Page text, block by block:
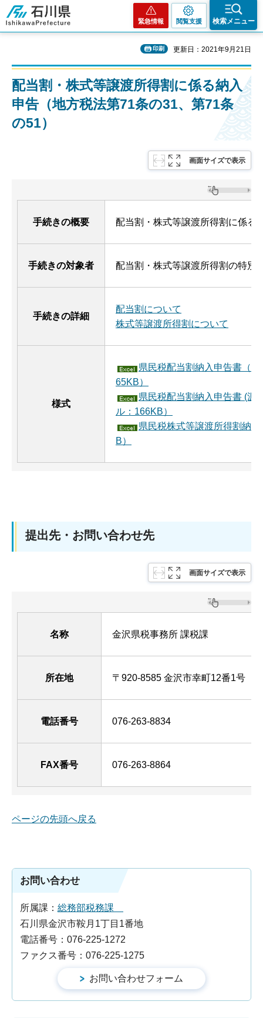
石川県
緊急情報 閲覧支援 検索メニュー
印刷 更新日：2021年9月21日
配当割・株式等譲渡所得割に係る納入
申告（地方税法第71条の31、第71条
の51）
画面サイズで表示
手続きの概要 配当割・株式等譲渡所得割に係る
手続きの対象者 配当割・株式等譲渡所得割の特別
手続きの詳細
配当割について
株式等譲渡所得割について
様式
県民税配当割納入申告書（
65KB）
県民税配当割納入申告書 (源
ル：166KB）
県民税株式等譲渡所得割納
B）
提出先・お問い合わせ先
画面サイズで表示
名称 金沢県税事務所 課税課
所在地 〒920-8585 金沢市幸町12番1号 （
電話番号 076-263-8834
FAX番号 076-263-8864
ページの先頭へ戻る
お問い合わせ
所属課： 総務部税務課
石川県金沢市鞍月1丁目1番地
電話番号：076-225-1272
ファクス番号：076-225-1275